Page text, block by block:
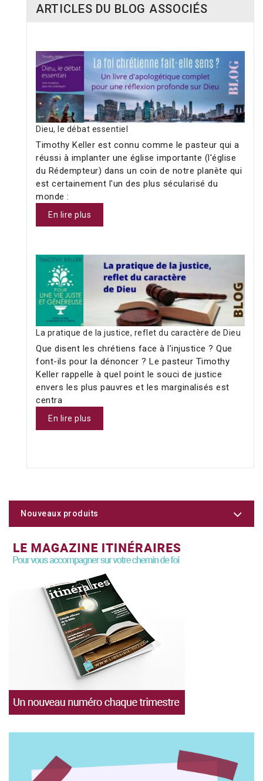
ARTICLES DU BLOG ASSOCIÉS
Dieu, le débat essentiel
Timothy Keller est connu comme le pasteur qui a
réussi à implanter une église importante (l'église
du Rédempteur) dans un coin de notre planète qui
est certainement l'un des plus sécularisé du
monde :
En lire plus
La pratique de la justice, reflet du caractère de Dieu
Que disent les chrétiens face à l’injustice ? Que
font-ils pour la dénoncer ? Le pasteur Timothy
Keller rappelle à quel point le souci de justice
envers les plus pauvres et les marginalisés est
centra
En lire plus
Nouveaux produits